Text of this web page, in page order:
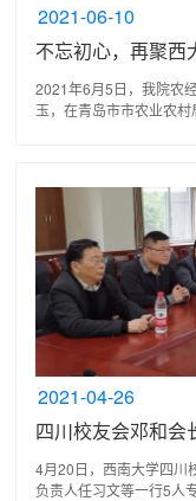
2021-06-10
不忘初心，再聚西
2021年6月5日，我院农
玉，在青岛市市农业农村
2021-04-26
四川校友会邓和会
4月20日，西南大学四川
负责人任习文等一行5人